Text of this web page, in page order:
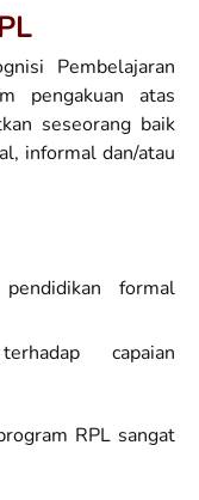
Pembelajaran
pengakuan atas
seseorang baik
informal dan/atau
formal
capaian
RPL sangat